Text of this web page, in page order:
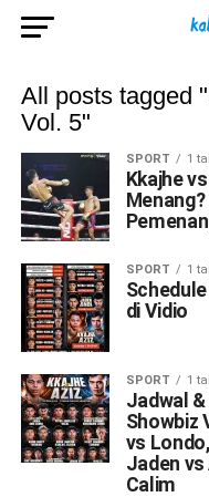
All posts tagged
Vol. 5"
SPORT 1
Kkajhe
SPORT 1
di Vidio
SPORT 1
Jadwal
Showbiz
vs
Jaden vs
Calim